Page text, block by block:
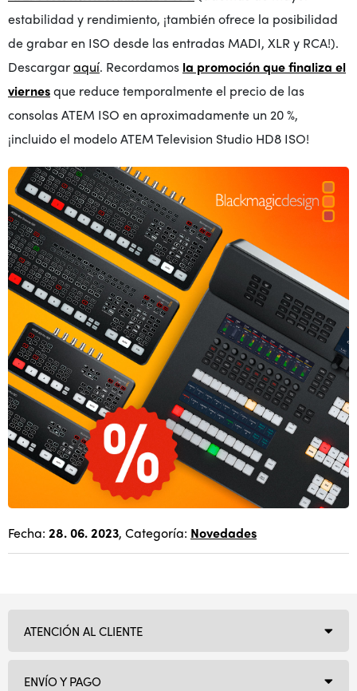
estabilidad y rendimiento, ¡también ofrece la posibilidad
de grabar en ISO desde las entradas MADI, XLR y RCA!).
Descargaraquí. Recordamos la promoción que finaliza el
viernesque reduce temporalmente el precio de las
consolas ATEM ISO en aproximadamente un 20 %,
¡incluido el modelo ATEM Television Studio HD8 ISO!
Fecha: 28. 06. 2023, Categoría: Novedades
ATENCIÓN AL CLIENTE
ENVÍO Y PAGO